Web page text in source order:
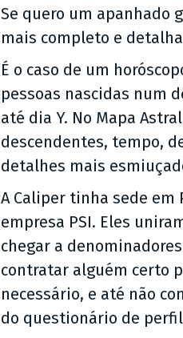
Se quero um apanhado
mais completo e
É o caso de um
pessoas nascidas num
até dia Y. No Mapa
descendentes, tempo,
detalhes mais
A Caliper tinha sede
empresa PSI. Eles
chegar a
contratar alguém certo
necessário, e até não
do questionário de